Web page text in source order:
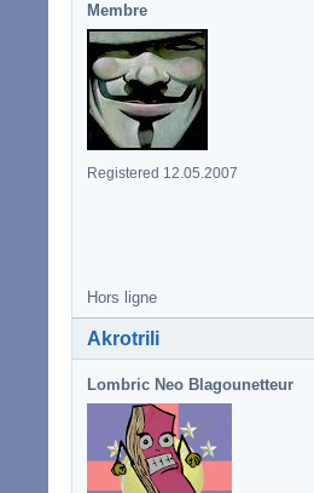
Membre
Registered 12.05.2007
Hors ligne
Akrotrili
Lombric Neo Blagounetteur